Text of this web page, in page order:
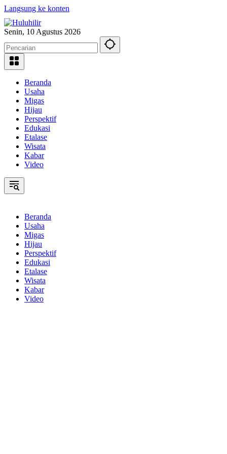
Langsung ke konten
Senin, 10 Agustus 2026
Beranda
Usaha
Migas
Hijau
Perspektif
Edukasi
Etalase
Wisata
Kabar
Video
Beranda
Usaha
Migas
Hijau
Perspektif
Edukasi
Etalase
Wisata
Kabar
Video